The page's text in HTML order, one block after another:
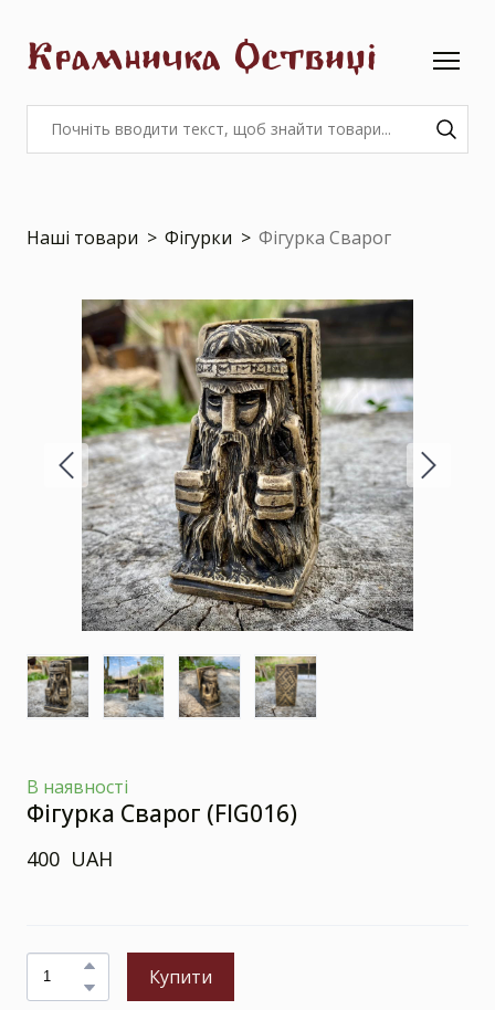
Крамничка Оствиці
Наші товари Фігурки Фігурка Сварог
В наявності
Фігурка Сварог (FIG016)
400  UAH
Купити